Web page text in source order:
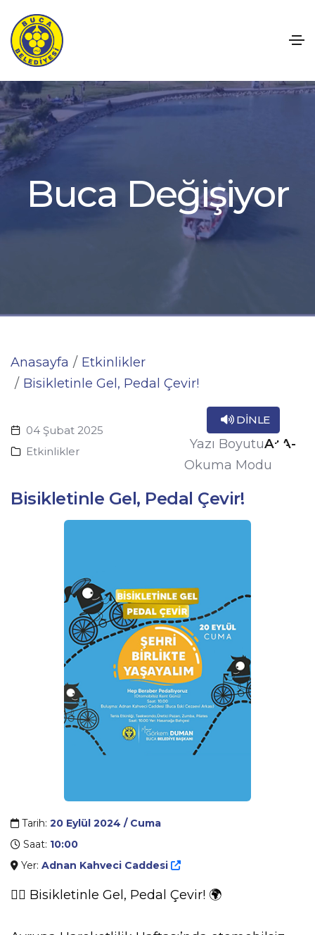
Buca Değişiyor
Anasayfa
Etkinlikler
Bisikletinle Gel, Pedal Çevir!
04 Şubat 2025
Etkinlikler
DINLE
Yazı BoyutuA+ A-
Okuma Modu
Bisikletinle Gel, Pedal Çevir!
Tarih: 20 Eylül 2024 / Cuma
Saat: 10:00
Yer: Adnan Kahveci Caddesi
🚴‍♂️ Bisikletinle Gel, Pedal Çevir! 🌍